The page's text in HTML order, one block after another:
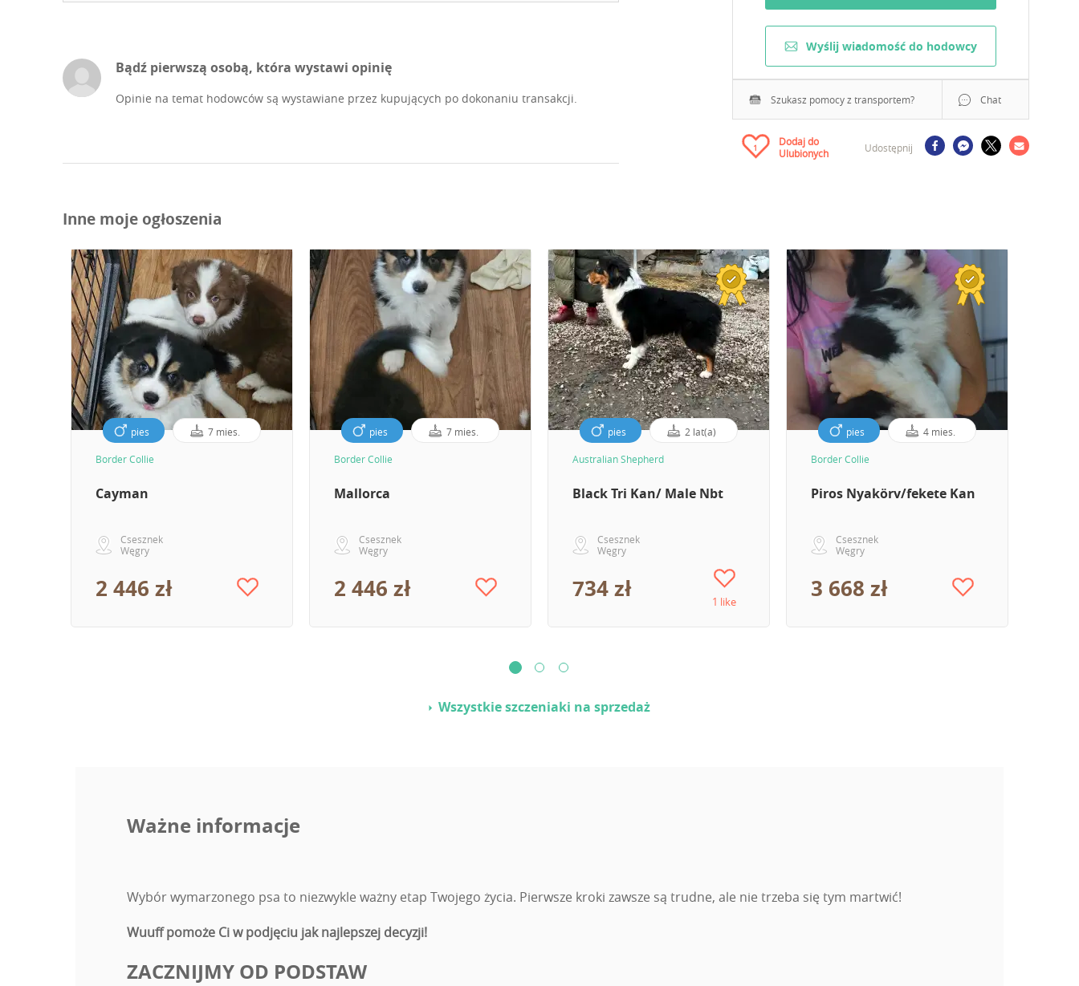
Wyślij wiadomość do hodowcy
Szukasz pomocy z transportem? Chat
1
Dodaj do
Ulubionych
Udostępnij
Bądź pierwszą osobą, która wystawi opinię
Opinie na temat hodowców są wystawiane przez kupujących po dokonaniu transakcji.
Inne moje ogłoszenia
pies 7 mies.
Border Collie
Cayman
Csesznek
Węgry
2 446 zł
pies 7 mies.
Border Collie
Mallorca
Csesznek
Węgry
2 446 zł
pies 2 lat(a)
Australian Shepherd
Black Tri Kan/ Male Nbt
Csesznek
Węgry
734 zł 1 like
pies 4 mies.
Border Collie
Piros Nyakörv/fekete Kan
Csesznek
Węgry
3 668 zł
Wszystkie szczeniaki na sprzedaż
Ważne informacje
Wybór wymarzonego psa to niezwykle ważny etap Twojego życia. Pierwsze kroki zawsze są trudne, ale nie trzeba się tym martwić!
Wuuff pomoże Ci w podjęciu jak najlepszej decyzji!
ZACZNIJMY OD PODSTAW